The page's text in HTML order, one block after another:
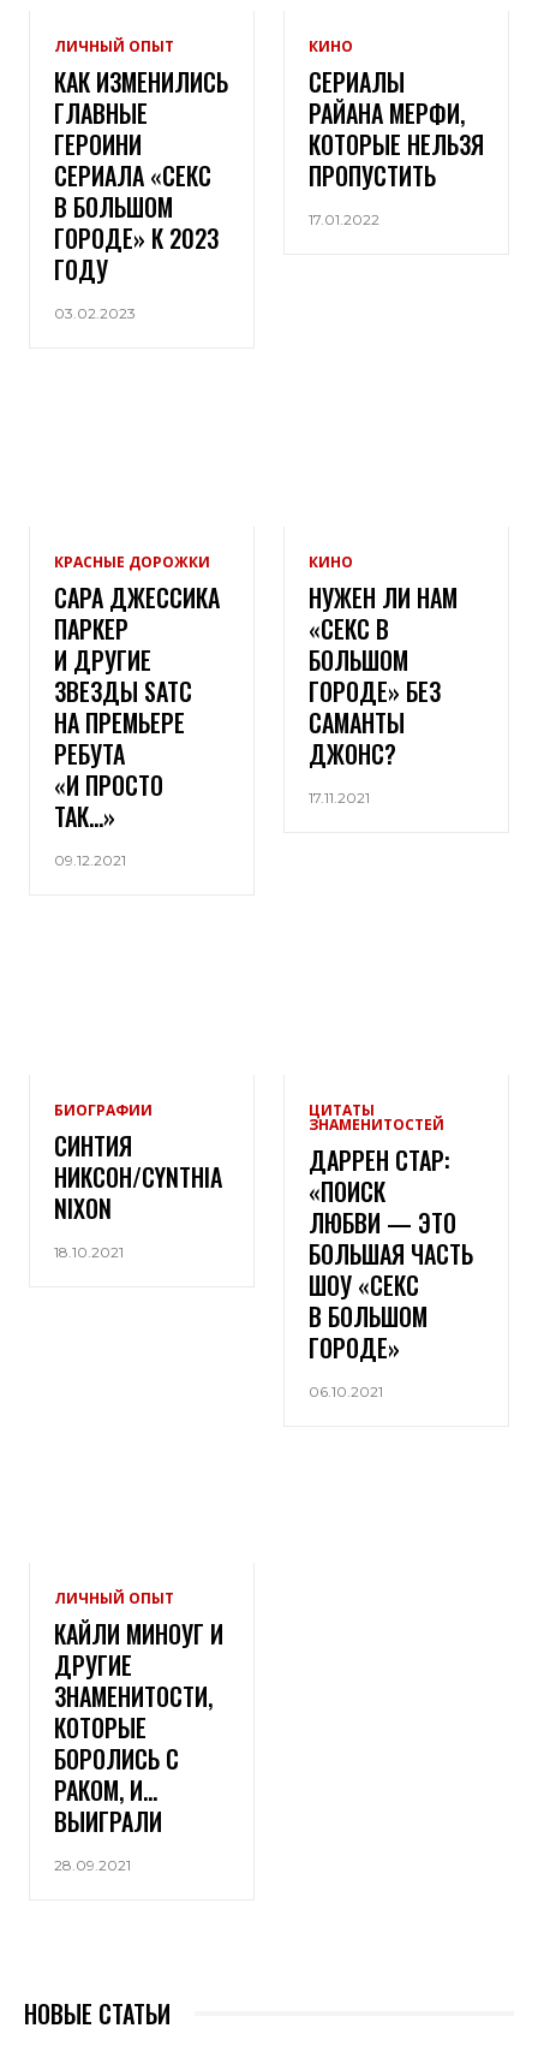
ЛИЧНЫЙ ОПЫТ
КАК ИЗМЕНИЛИСЬ
ГЛАВНЫЕ
ГЕРОИНИ
СЕРИАЛА «СЕКС
В БОЛЬШОМ
ГОРОДЕ» К 2023
ГОДУ
03.02.2023
КИНО
СЕРИАЛЫ
РАЙАНА МЕРФИ,
КОТОРЫЕ НЕЛЬЗЯ
ПРОПУСТИТЬ
17.01.2022
КРАСНЫЕ ДОРОЖКИ
САРА ДЖЕССИКА
ПАРКЕР
И ДРУГИЕ
ЗВЕЗДЫ SATC
НА ПРЕМЬЕРЕ
РЕБУТА
«И ПРОСТО
ТАК…»
09.12.2021
КИНО
НУЖЕН ЛИ НАМ
«СЕКС В
БОЛЬШОМ
ГОРОДЕ» БЕЗ
САМАНТЫ
ДЖОНС?
17.11.2021
БИОГРАФИИ
СИНТИЯ
НИКСОН/CYNTHIA
NIXON
18.10.2021
ЦИТАТЫ
ЗНАМЕНИТОСТЕЙ
ДАРРЕН СТАР:
«ПОИСК
ЛЮБВИ — ЭТО
БОЛЬШАЯ ЧАСТЬ
ШОУ «СЕКС
В БОЛЬШОМ
ГОРОДЕ»
06.10.2021
ЛИЧНЫЙ ОПЫТ
КАЙЛИ МИНОУГ И
ДРУГИЕ
ЗНАМЕНИТОСТИ,
КОТОРЫЕ
БОРОЛИСЬ С
РАКОМ, И…
ВЫИГРАЛИ
28.09.2021
НОВЫЕ СТАТЬИ